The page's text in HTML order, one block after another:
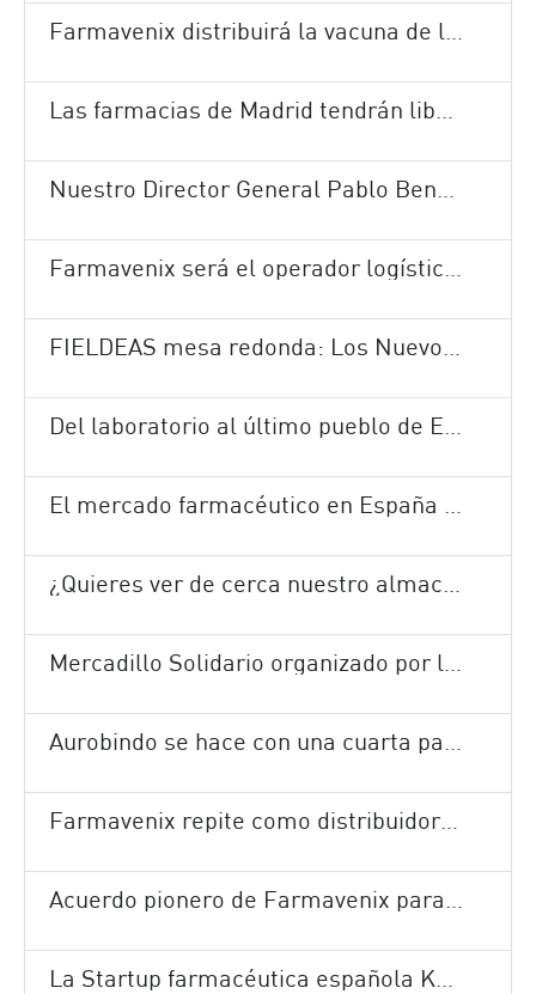
Farmavenix distribuirá la vacuna de la gripe a nivel nacional en la campaña 2018-2019
Las farmacias de Madrid tendrán libertad de horarios y podrán dispensar medicamentos a domicilio.
Nuestro Director General Pablo Bengoa ofrece una entrevista tras la distribución de la vacuna de la gripe a nivel nacional.
Farmavenix será el operador logístico del laboratorio VegenatHealthcare
FIELDEAS mesa redonda: Los Nuevos Retos Logísticos
Del laboratorio al último pueblo de España
El mercado farmacéutico en España ha crecido un 1,7% en los últimos doce meses
¿Quieres ver de cerca nuestro almacén?
Mercadillo Solidario organizado por la Fundación Cofares
Aurobindo se hace con una cuarta parte de los medicamentos de la última subasta
Farmavenix repite como distribuidor de la vacuna de la gripe
Acuerdo pionero de Farmavenix para la gestión del calendario vacunal de niños y adultos en Canarias
La Startup farmacéutica española Kurasana, nuevo cliente de Farmavenix